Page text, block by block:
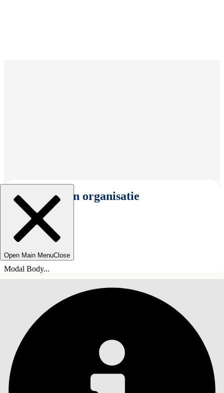
Selecteer een organisatie
Open Main MenuClose
Modal Body...
INHOUDSOPGAVE